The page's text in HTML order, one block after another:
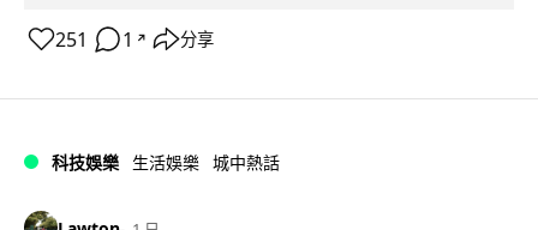
251 1 ↗ 分享
科技娛樂 生活娛樂 城中熱話